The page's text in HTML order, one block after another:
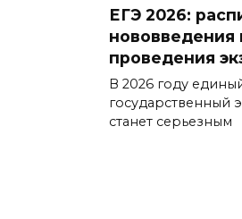
ЕГЭ 2026:
нововведения
проведения
В 2026 году
государственный
станет серьезным